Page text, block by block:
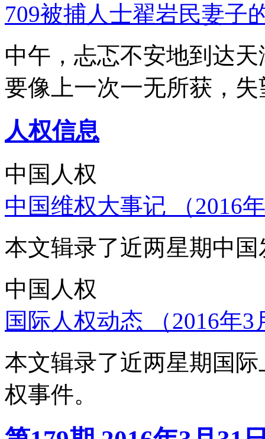
709被捕人士翟岩民妻子
中午，忐忑不安地到达
要像上一次一无所获，
人权信息
中国人权
中国维权大事记 （2016
本文辑录了近两星期中
中国人权
国际人权动态 （2016年
本文辑录了近两星期国
权事件。